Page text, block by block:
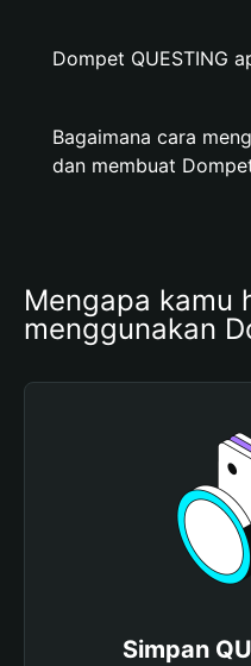
Dompet QUESTING
Bagaimana cara
dan membuat
Mengapa kamu
menggunakan
Simpan